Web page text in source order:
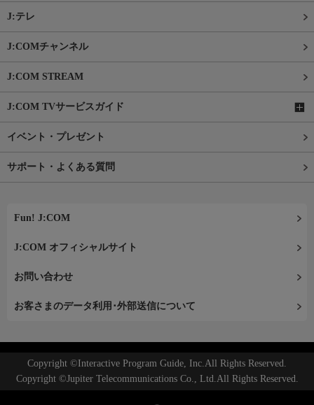
J:テレ
J:COMチャンネル
J:COM STREAM
J:COM TVサービスガイド
イベント・プレゼント
サポート・よくある質問
Fun! J:COM
J:COM オフィシャルサイト
お問い合わせ
お客さまのデータ利用･外部送信について
Copyright ©Interactive Program Guide, Inc.All Rights Reserved.
Copyright ©Jupiter Telecommunications Co., Ltd.All Rights Reserved.